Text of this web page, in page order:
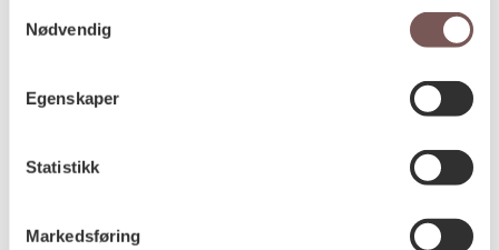
Nødvendig
Egenskaper
Statistikk
Markedsføring
22 99 11 99
Besøksadresse
Victoria Terrasse 11